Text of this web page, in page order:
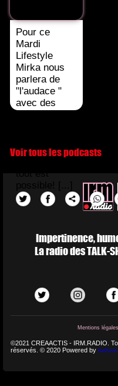
Pour ce
Mardi
Lifestyle
Mirka nous
parlera de
"l'audace "
avec des
avec la
Voir tous les podcasts
Impertinence,
La radio des TALK-
Mentions légales
©2021 CREAACTIS - IRM.RADIO.
réservés. © 2020 Powered byAvPush